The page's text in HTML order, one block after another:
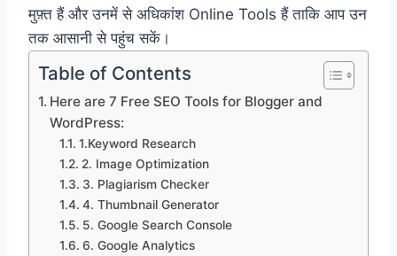
मुफ़्त हैं और उनमें से अधिकांश Online Tools हैं ताकि आप उन
तक आसानी से पहुंच सकें।
Table of Contents
Here are 7 Free SEO Tools for Blogger and
WordPress:
1.Keyword Research
2. Image Optimization
3. Plagiarism Checker
4. Thumbnail Generator
5. Google Search Console
6. Google Analytics